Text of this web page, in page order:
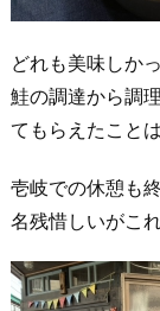
どれも美味しかっ
鮭の調達から調
てもらえたこと
壱岐での休憩も
名残惜しいがこ